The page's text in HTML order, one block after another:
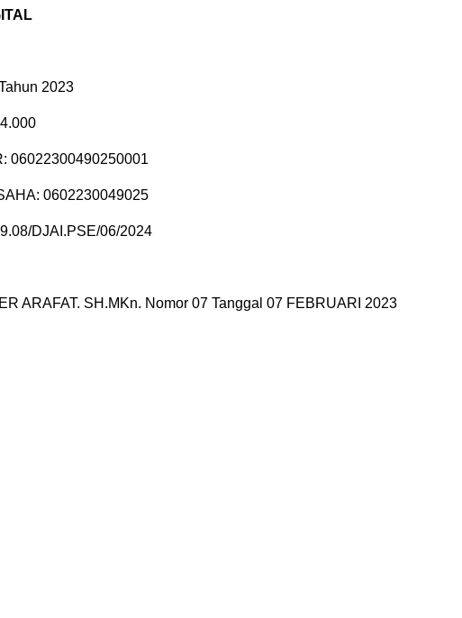
2023
06022300490250001
0602230049025
DJAI.PSE/06/2024
ARAFAT. SH.MKn. Nomor 07 Tanggal 07 FEBRUARI 2023